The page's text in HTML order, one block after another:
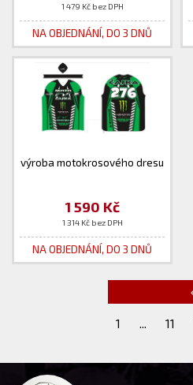
1 479 Kč bez DPH
NA OBJEDNÁNÍ, DO 3 DNŮ
výroba motokrosového dresu
1 590 Kč
1 314 Kč bez DPH
NA OBJEDNÁNÍ, DO 3 DNŮ
1 ... 11